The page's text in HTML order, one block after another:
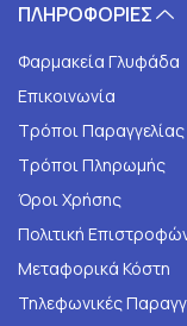
ΠΛΗΡΟΦΟΡΙΕΣ
Φαρμακεία Γλυφάδα
Επικοινωνία
Τρόποι Παραγγελίας
Τρόποι Πληρωμής
Όροι Χρήσης
Πολιτική
Μεταφορικά Κόστη
Τηλεφωνικές